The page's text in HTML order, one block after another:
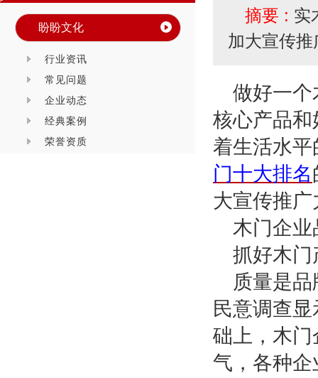
盼盼文化
行业资讯
常见问题
企业动态
经典案例
荣誉资质
摘要 : 实
加大宣传
做好一个
核心产品
着生活水
门十大排名
大宣传推
木门企业
抓好木门
质量是
民意调查
础上，木
气，各种